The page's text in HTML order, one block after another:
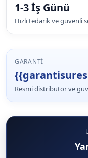
1-3 İş Günü
Hızlı tedarik ve güvenli
GARANTI
Resmi distribütör ve